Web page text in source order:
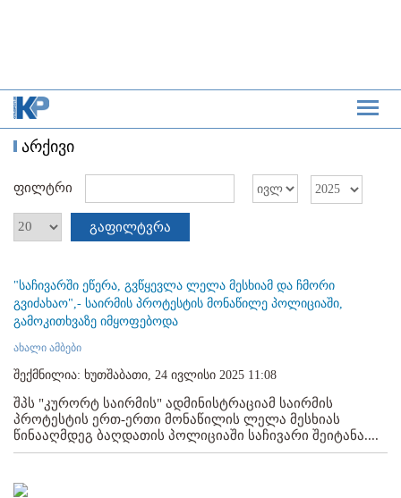
არქივი
ფილტრი
გაფილტვრა
"საჩივარში ეწერა, გვწყევლა ლელა მესხიამ და ჩმორი
გვიძახაო",- საირმის პროტესტის მონაწილე პოლიციაში,
გამოკითხვაზე იმყოფებოდა
ახალი ამბები
შექმნილია: ხუთშაბათი, 24 ივლისი 2025 11:08
შპს "კურორტ საირმის" ადმინისტრაციამ საირმის
პროტესტის ერთ-ერთი მონაწილის ლელა მესხიას
წინააღმდეგ ბაღდათის პოლიციაში საჩივარი შეიტანა....